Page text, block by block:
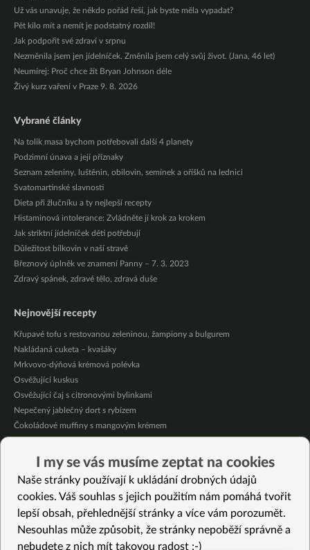
Už vás unavuje, že někdo pořád řeší, jak byste měla vypadat?
Pět kilo mít a nemít je podstatný rozdíl!
Jak podpořit své zdraví v srpnu
Nezměnila jsem jen jídelníček. Změnila jsem celý svůj život. (Jana, 46 let)
Neumírej: Proč chce žít Bryan Johnson déle
Živý kurz vaření v Praze 9. 8. 2026
Vybrané články
Na tolik masa bychom potřebovali další 4 planety
Podzimní únava a její příznaky
Seznam zeleniny, luštěnin, obilovin, semínek a oříšků na lednici
Svatomartinské slavnosti
Dieta při žlučníku a ty nejlepší recepty
Histaminová intolerance: Zvládněte jí krok za krokem
Jak striktní jídelníček děti potřebují
Důležitost bílkovin v naší stravě
Březnový úplněk ve znamení Panny – 7. 3. 2023
Zdravý spánek, zdravé tělo, zdravá duše
Nejnovější recepty
Křupavé tofu s restovanou zeleninou, žampiony a bulgurem
Nakládaná cuketa – kvašáky
Mrkvovo-dýňová krémová polévka
Osvěžující kuskus
Osvěžující čaj s citronovými bylinkami
Nepečený jablečný dort s rybízem
Čokoládové muffiny s mangovým krémem
Krémová zeleninová polévka s koprem a vločkami
Celozrnná rýže basmati se zeleninou
Jarní motýlci
Lilek na japonský způsob
I my se vás musíme zeptat na cookies
Naše stránky používají k ukládání drobných údajů
cookies. Váš souhlas s jejich použitím nám pomáhá tvořit
lepší obsah, přehlednější stránky a více vám porozumět.
Nesouhlas může způsobit, že stránky nepoběží správně a
nebudete z nich mít takovou radost :-)